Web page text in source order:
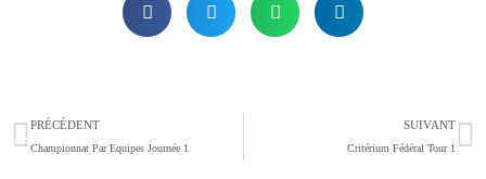
Précédent
PRÉCÉDENT
Championnat Par Equipes Journée 1
SUIVANT
Critérium Fédéral Tour 1